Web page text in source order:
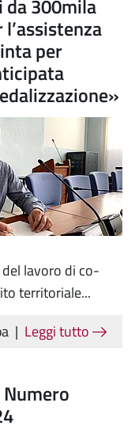
da 300mila
per
lavoro di co-
territoriale...
| Leggi tutto